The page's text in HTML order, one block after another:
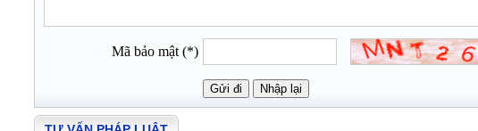
Mã bảo mật (*)